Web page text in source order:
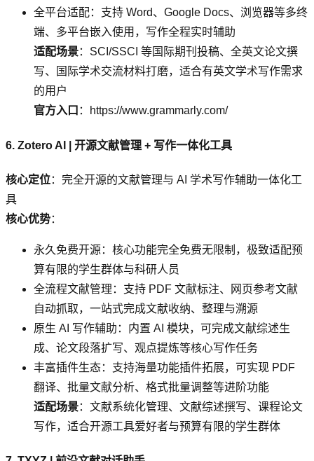
全平台适配：支持 Word、Google Docs、浏览器等多终
端、多平台嵌入使用，写作全程实时辅助
适配场景：SCI/SSCI 等国际期刊投稿、全英文论文撰
写、国际学术交流材料打磨，适合有英文学术写作需求
的用户
官方入口 ：https://www.grammarly.com/
6. Zotero AI | 开源文献管理 + 写作一体化工具
核心定位：完全开源的文献管理与 AI 学术写作辅助一体化工
具
核心优势：
永久免费开源：核心功能完全免费无限制，极致适配预
算有限的学生群体与科研人员
全流程文献管理：支持 PDF 文献标注、网页参考文献
自动抓取，一站式完成文献收纳、整理与溯源
原生 AI 写作辅助：内置 AI 模块，可完成文献综述生
成、论文段落扩写、观点提炼等核心写作任务
丰富插件生态：支持海量功能插件拓展，可实现 PDF
翻译、批量文献分析、格式批量调整等进阶功能
适配场景：文献系统化管理、文献综述撰写、课程论文
写作，适合开源工具爱好者与预算有限的学生群体